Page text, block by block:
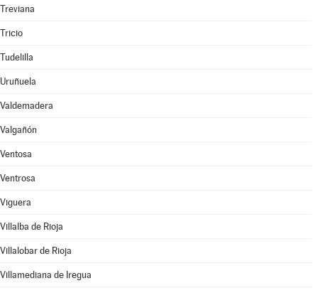
Treviana
Tricio
Tudelilla
Uruñuela
Valdemadera
Valgañón
Ventosa
Ventrosa
Viguera
Villalba de Rioja
Villalobar de Rioja
Villamediana de Iregua